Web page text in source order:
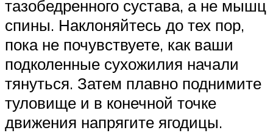
тазобедренного сустава, а не мышц
спины. Наклоняйтесь до тех пор,
пока не почувствуете, как ваши
подколенные сухожилия начали
тянуться. Затем плавно поднимите
туловище и в конечной точке
движения напрягите ягодицы.